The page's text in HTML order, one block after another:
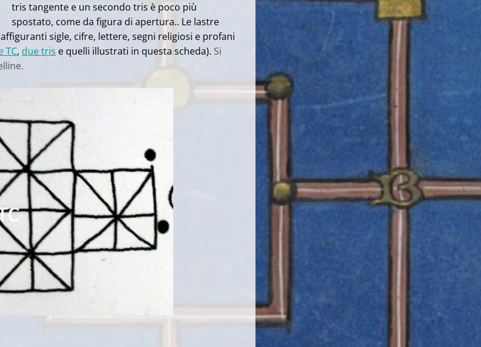
tris tangente e un secondo tris è poco più
spostato, come da figura di apertura.. Le lastre
sigle, cifre, lettere, segni religiosi e profani
TC, due tris e quelli illustrati in questa scheda). Si